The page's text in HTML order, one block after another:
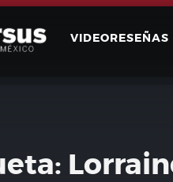
VIDEORESEÑAS